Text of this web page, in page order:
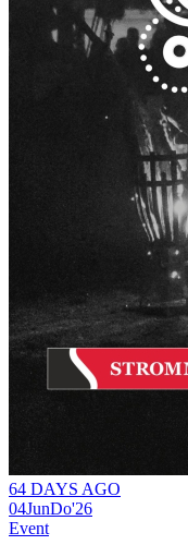
64 DAYS AGO
04JunDo'26
Event